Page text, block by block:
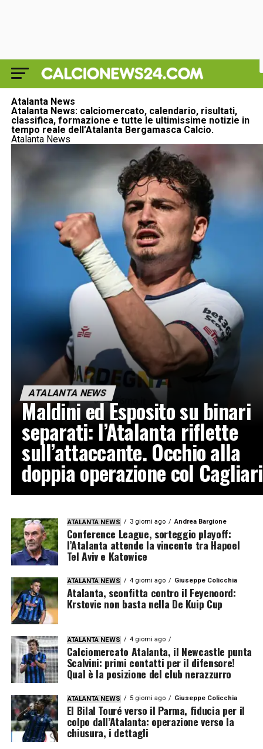
Atalanta News
Atalanta News: calciomercato, calendario, risultati,
classifica, formazione e tutte le ultimissime notizie in
tempo reale dell’Atalanta Bergamasca Calcio.
Atalanta News
ATALANTA NEWS
Maldini ed Esposito su binari
separati: l’Atalanta riflette
sull’attaccante. Occhio alla
doppia operazione col Cagliari
ATALANTA NEWS 3 giorni ago Andrea Bargione
Conference League, sorteggio playoff:
l’Atalanta attende la vincente tra Hapoel
Tel Aviv e Katowice
ATALANTA NEWS 4 giorni ago Giuseppe Colicchia
Atalanta, sconfitta contro il Feyenoord:
Krstovic non basta nella De Kuip Cup
ATALANTA NEWS 4 giorni ago
Calciomercato Atalanta, il Newcastle punta
Scalvini: primi contatti per il difensore!
Qual è la posizione del club nerazzurro
ATALANTA NEWS 5 giorni ago Giuseppe Colicchia
El Bilal Touré verso il Parma, fiducia per il
colpo dall’Atalanta: operazione verso la
chiusura, i dettagli